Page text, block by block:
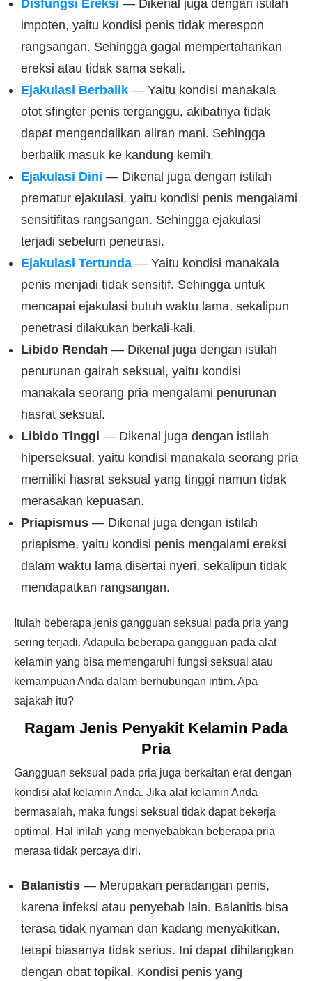
Disfungsi Ereksi — Dikenal juga dengan istilah
impoten, yaitu kondisi penis tidak merespon
rangsangan. Sehingga gagal mempertahankan
ereksi atau tidak sama sekali.
Ejakulasi Berbalik — Yaitu kondisi manakala
otot sfingter penis terganggu, akibatnya tidak
dapat mengendalikan aliran mani. Sehingga
berbalik masuk ke kandung kemih.
Ejakulasi Dini — Dikenal juga dengan istilah
prematur ejakulasi, yaitu kondisi penis mengalami
sensitifitas rangsangan. Sehingga ejakulasi
terjadi sebelum penetrasi.
Ejakulasi Tertunda — Yaitu kondisi manakala
penis menjadi tidak sensitif. Sehingga untuk
mencapai ejakulasi butuh waktu lama, sekalipun
penetrasi dilakukan berkali-kali.
Libido Rendah — Dikenal juga dengan istilah
penurunan gairah seksual, yaitu kondisi
manakala seorang pria mengalami penurunan
hasrat seksual.
Libido Tinggi — Dikenal juga dengan istilah
hiperseksual, yaitu kondisi manakala seorang pria
memiliki hasrat seksual yang tinggi namun tidak
merasakan kepuasan.
Priapismus — Dikenal juga dengan istilah
priapisme, yaitu kondisi penis mengalami ereksi
dalam waktu lama disertai nyeri, sekalipun tidak
mendapatkan rangsangan.
Itulah beberapa jenis gangguan seksual pada pria yang
sering terjadi. Adapula beberapa gangguan pada alat
kelamin yang bisa memengaruhi fungsi seksual atau
kemampuan Anda dalam berhubungan intim. Apa
sajakah itu?
Ragam Jenis Penyakit Kelamin Pada
Pria
Gangguan seksual pada pria juga berkaitan erat dengan
kondisi alat kelamin Anda. Jika alat kelamin Anda
bermasalah, maka fungsi seksual tidak dapat bekerja
optimal. Hal inilah yang menyebabkan beberapa pria
merasa tidak percaya diri.
Balanistis — Merupakan peradangan penis,
karena infeksi atau penyebab lain. Balanitis bisa
terasa tidak nyaman dan kadang menyakitkan,
tetapi biasanya tidak serius. Ini dapat dihilangkan
dengan obat topikal. Kondisi penis yang